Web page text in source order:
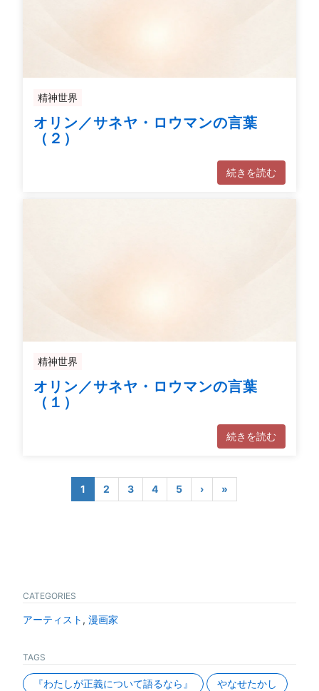
精神世界
オリン／サネヤ・ロウマンの言葉
（２）
続きを読む
精神世界
オリン／サネヤ・ロウマンの言葉
（１）
続きを読む
1 2 3 4 5 › »
CATEGORIES
アーティスト , 漫画家
TAGS
『わたしが正義について語るなら』 やなせたかし